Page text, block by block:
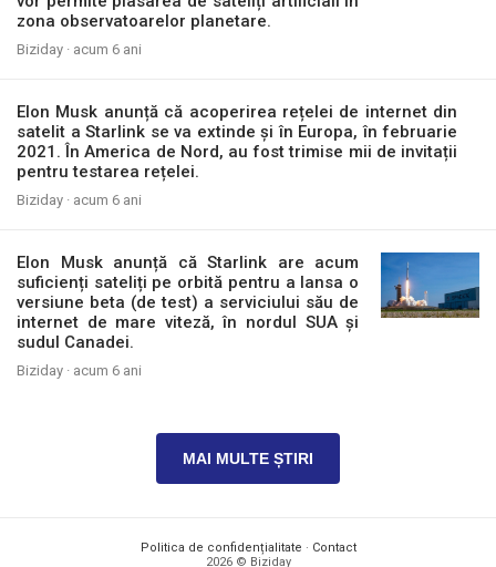
zona observatoarelor planetare.
Biziday · acum 6 ani
Elon Musk anunță că acoperirea rețelei de internet din
satelit a Starlink se va extinde și în Europa, în februarie
2021. În America de Nord, au fost trimise mii de invitații
pentru testarea rețelei.
Biziday · acum 6 ani
Elon Musk anunță că Starlink are acum
suficienți sateliți pe orbită pentru a lansa o
versiune beta (de test) a serviciului său de
internet de mare viteză, în nordul SUA și
sudul Canadei.
Biziday · acum 6 ani
MAI MULTE ȘTIRI
Politica de confidențialitate · Contact
2026 © Biziday